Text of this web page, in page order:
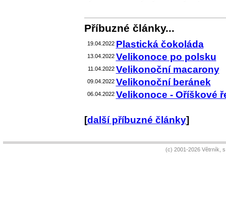
Příbuzné články...
19.04.2022 Plastická čokoláda
13.04.2022 Velikonoce po polsku
11.04.2022 Velikonoční macarony
09.04.2022 Velikonoční beránek
06.04.2022 Velikonoce - Oříškové
[další příbuzné články]
(c) 2001-2026 Větrník,